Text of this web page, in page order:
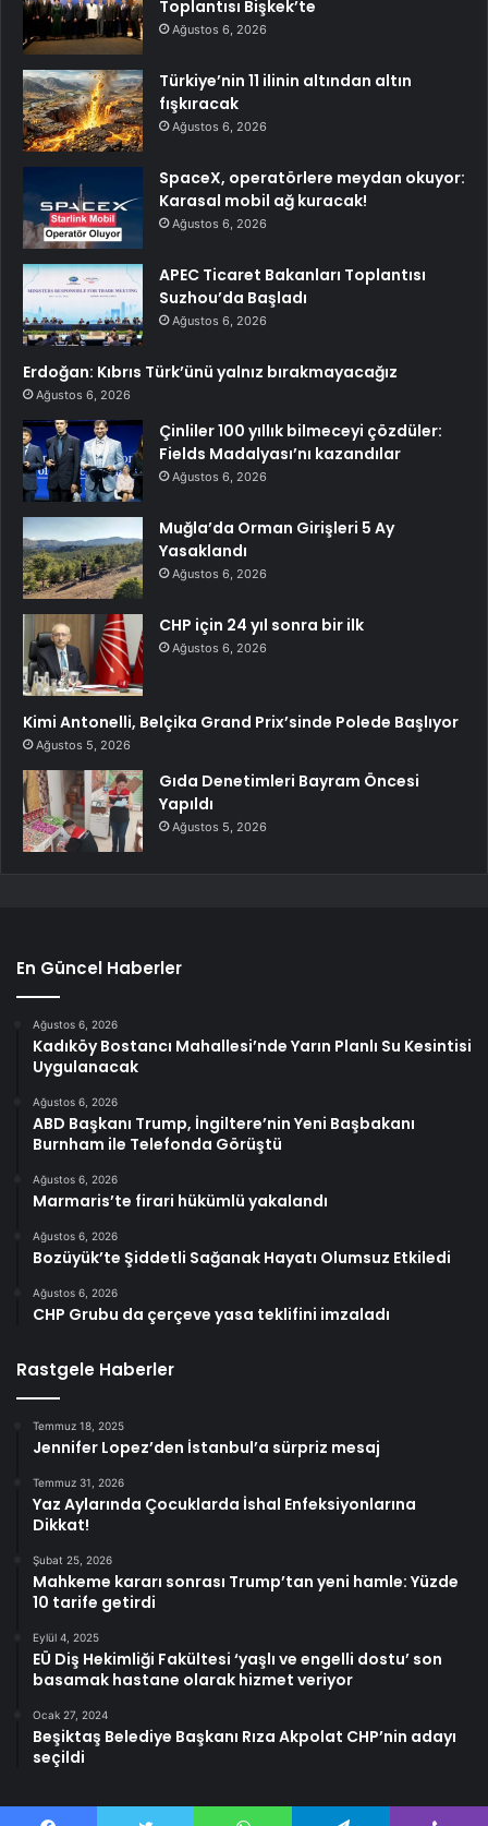
Toplantısı Bişkek’te
Ağustos 6, 2026
Türkiye’nin 11 ilinin altından altın
fışkıracak
Ağustos 6, 2026
SpaceX, operatörlere meydan okuyor:
Karasal mobil ağ kuracak!
Ağustos 6, 2026
APEC Ticaret Bakanları Toplantısı
Suzhou’da Başladı
Ağustos 6, 2026
Erdoğan: Kıbrıs Türk’ünü yalnız bırakmayacağız
Ağustos 6, 2026
Çinliler 100 yıllık bilmeceyi çözdüler:
Fields Madalyası’nı kazandılar
Ağustos 6, 2026
Muğla’da Orman Girişleri 5 Ay
Yasaklandı
Ağustos 6, 2026
CHP için 24 yıl sonra bir ilk
Ağustos 6, 2026
Kimi Antonelli, Belçika Grand Prix’sinde Polede Başlıyor
Ağustos 5, 2026
Gıda Denetimleri Bayram Öncesi
Yapıldı
Ağustos 5, 2026
En Güncel Haberler
Ağustos 6, 2026
Kadıköy Bostancı Mahallesi’nde Yarın Planlı Su Kesintisi
Uygulanacak
Ağustos 6, 2026
ABD Başkanı Trump, İngiltere’nin Yeni Başbakanı
Burnham ile Telefonda Görüştü
Ağustos 6, 2026
Marmaris’te firari hükümlü yakalandı
Ağustos 6, 2026
Bozüyük’te Şiddetli Sağanak Hayatı Olumsuz Etkiledi
Ağustos 6, 2026
CHP Grubu da çerçeve yasa teklifini imzaladı
Rastgele Haberler
Temmuz 18, 2025
Jennifer Lopez’den İstanbul’a sürpriz mesaj
Temmuz 31, 2026
Yaz Aylarında Çocuklarda İshal Enfeksiyonlarına
Dikkat!
Şubat 25, 2026
Mahkeme kararı sonrası Trump’tan yeni hamle: Yüzde
10 tarife getirdi
Eylül 4, 2025
EÜ Diş Hekimliği Fakültesi ‘yaşlı ve engelli dostu’ son
basamak hastane olarak hizmet veriyor
Ocak 27, 2024
Beşiktaş Belediye Başkanı Rıza Akpolat CHP’nin adayı
seçildi